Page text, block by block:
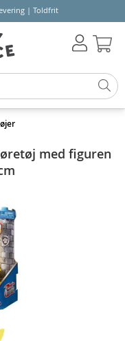
| Toldfrit
med figuren